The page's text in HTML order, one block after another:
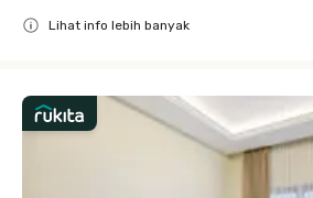
Lihat info lebih banyak